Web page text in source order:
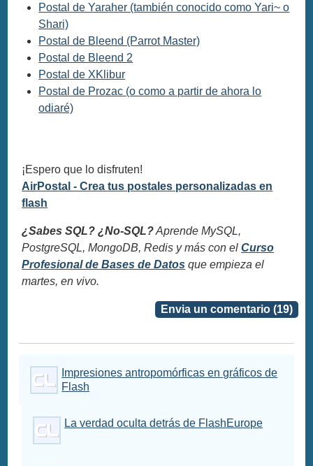
Postal de Yaraher (también conocido como Yari~ o
Shari)
Postal de Bleend (Parrot Master)
Postal de Bleend 2
Postal de XKlibur
Postal de Prozac (o como a partir de ahora lo
odiaré)
¡Espero que lo disfruten!
AirPostal - Crea tus postales personalizadas en
flash
¿Sabes SQL? ¿No-SQL?Aprende MySQL,
PostgreSQL, MongoDB, Redis y más con elCurso
Profesional de Bases de Datos que empieza el
martes, en vivo.
Envia un comentario (19)
Impresiones antropomórficas en gráficos de
Flash
La verdad oculta detrás de FlashEurope